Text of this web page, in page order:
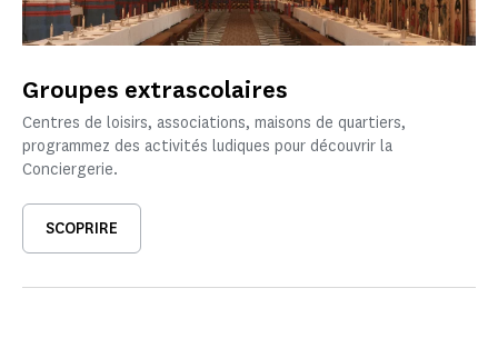
Groupes extrascolaires
Centres de loisirs, associations, maisons de quartiers,
programmez des activités ludiques pour découvrir la
Conciergerie.
SCOPRIRE